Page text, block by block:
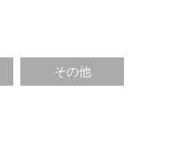
その他